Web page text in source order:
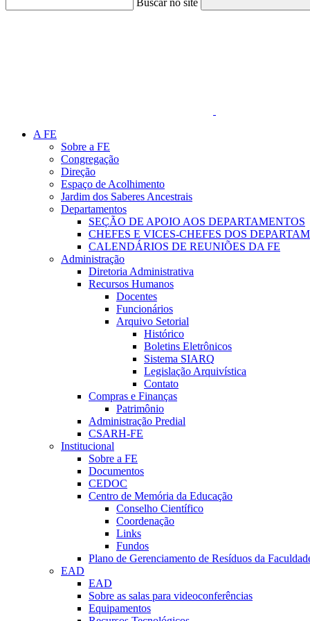
Buscar no site
A FE
Sobre a FE
Congregação
Direção
Espaço de Acolhimento
Jardim dos Saberes Ancestrais
Departamentos
SEÇÃO DE APOIO AOS DEPARTAMENTOS
CHEFES E VICES-CHEFES DOS
CALENDÁRIOS DE REUNIÕES DA FE
Administração
Diretoria Administrativa
Recursos Humanos
Docentes
Funcionários
Arquivo Setorial
Histórico
Boletins Eletrônicos
Sistema SIARQ
Legislação Arquivística
Contato
Compras e Finanças
Patrimônio
Administração Predial
CSARH-FE
Institucional
Sobre a FE
Documentos
CEDOC
Centro de Memória da Educação
Conselho Científico
Coordenação
Links
Fundos
Plano de Gerenciamento de Resíduos da
EAD
EAD
Sobre as salas para videoconferências
Equipamentos